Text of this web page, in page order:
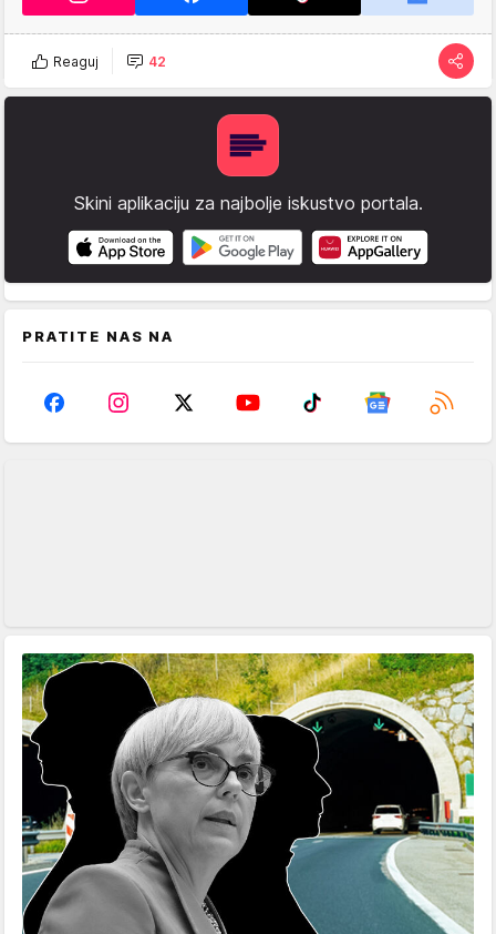
Reaguj 42
Skini aplikaciju za najbolje iskustvo portala.
PRATITE NAS NA